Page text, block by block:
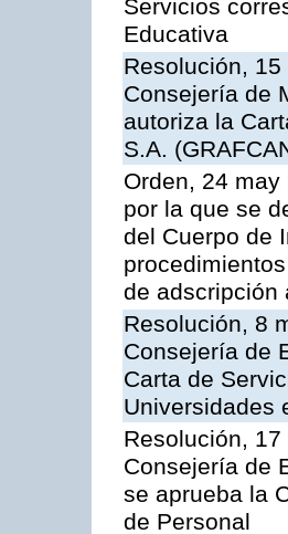
Servicios
Educativa
Resolución,
Consejería de
autoriza la
S.A.
Orden, 24
por la que se
del Cuerpo de
de adscripción
Resolución, 8
Consejería de
Carta de
Universidades
Resolución,
Consejería de
se aprueba la
de Personal